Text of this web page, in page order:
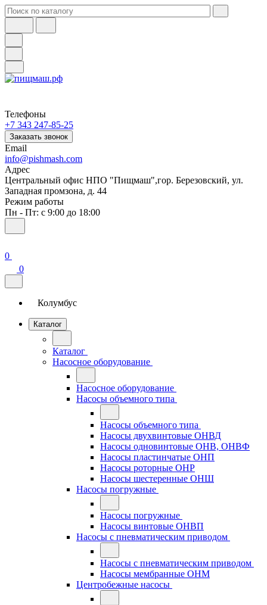
Телефоны
+7 343 247-85-25
Заказать звонок
Email
info@pishmash.com
Адрес
Центральный офис НПО "Пищмаш",гор. Березовский, ул.
Западная промзона, д. 44
Режим работы
Пн - Пт: с 9:00 до 18:00
0
0
Колумбус
Каталог
Каталог
Насосное оборудование
Насосное оборудование
Насосы объемного типа
Насосы объемного типа
Насосы двухвинтовые ОНВД
Насосы одновинтовые ОНВ, ОНВФ
Насосы пластинчатые ОНП
Насосы роторные ОНР
Насосы шестеренные ОНШ
Насосы погружные
Насосы погружные
Насосы винтовые ОНВП
Насосы с пневматическим приводом
Насосы с пневматическим приводом
Насосы мембранные ОНМ
Центробежные насосы